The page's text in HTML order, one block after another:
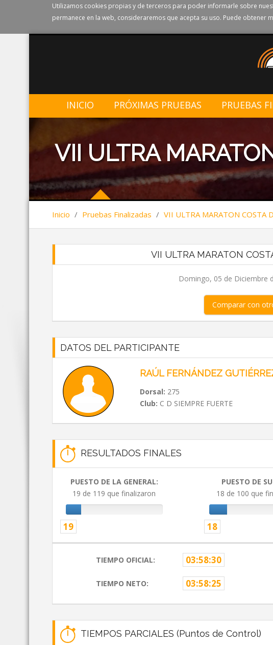
Utilizamos cookies propias y de terceros para poder informarle sobre
permanece en la web, consideraremos que acepta su uso. Puede
INICIO PRÓXIMAS PRUEBAS PRUEBAS
VII ULTRA
Inicio / Pruebas Finalizadas / VII ULTRA MARATON COSTA
VII ULTRA MARATON
Domingo, 05 de Diciembre
Comparar con
DATOS DEL PARTICIPANTE
RAÚL FERNÁNDEZ
Dorsal: 275
Club: C D SIEMPRE FUERTE
RESULTADOS FINALES
PUESTO DE LA GENERAL:
19 de 119 que finalizaron
19
PUESTO DE
18 de 100 que
18
TIEMPO OFICIAL: 03:58:30
TIEMPO NETO: 03:58:25
TIEMPOS PARCIALES (Puntos de Control)